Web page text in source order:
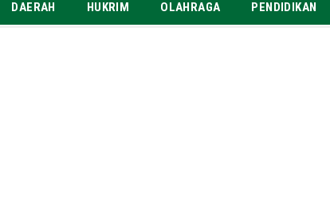
DAERAH HUKRIM OLAHRAGA PENDIDIKAN